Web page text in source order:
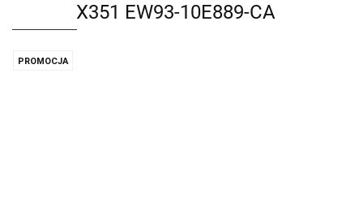
X351 EW93-10E889-CA
PROMOCJA